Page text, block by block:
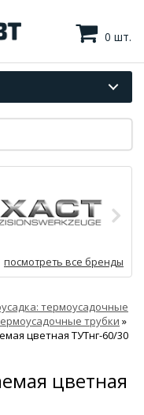
0 шт.
посмотреть все бренды
термоусадочные
трубки »
цветная ТУТнг-60/30
цветная